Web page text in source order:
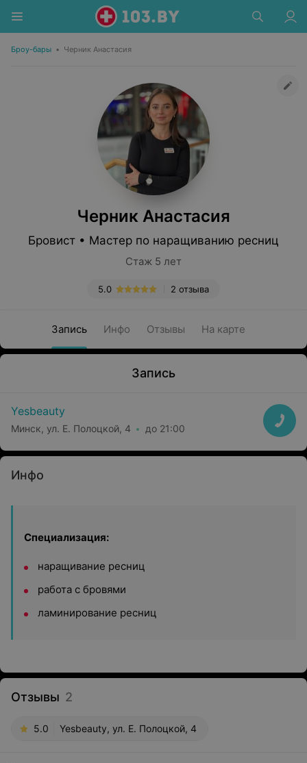
Броу-бары • Черник Анастасия
Черник Анастасия
Бровист • Мастер по наращиванию ресниц
Стаж 5 лет
2 отзыва
5.0
Запись Инфо Отзывы На карте
Запись
Yesbeauty
Минск, ул. Е. Полоцкой, 4 до 21:00
Инфо
Специализация:
наращивание ресниц
работа с бровями
ламинирование ресниц
Отзывы 2
5.0 Yesbeauty, ул. Е. Полоцкой, 4